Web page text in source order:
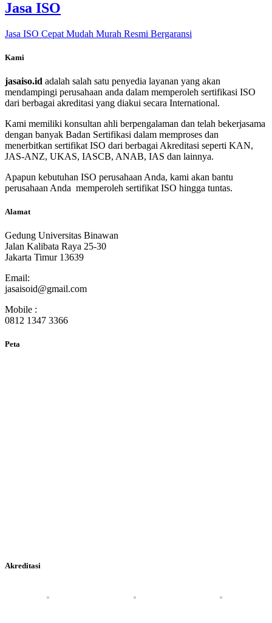
Jasa ISO
Jasa ISO Cepat Mudah Murah Resmi Bergaransi
Kami
jasaiso.id adalah salah satu penyedia layanan yang akan
mendampingi perusahaan anda dalam memperoleh sertifikasi ISO
dari berbagai akreditasi yang diakui secara International.
Kami memiliki konsultan ahli berpengalaman dan telah bekerjasama
dengan banyak Badan Sertifikasi dalam memproses dan
menerbitkan sertifikat ISO dari berbagai Akreditasi seperti KAN,
JAS-ANZ, UKAS, IASCB, ANAB, IAS dan lainnya.
Apapun kebutuhan ISO perusahaan Anda, kami akan bantu
perusahaan Anda memperoleh sertifikat ISO hingga tuntas.
Alamat
Gedung Universitas Binawan
Jalan Kalibata Raya 25-30
Jakarta Timur 13639
Email:
jasaisoid@gmail.com
Mobile :
0812 1347 3366
Peta
Akreditasi